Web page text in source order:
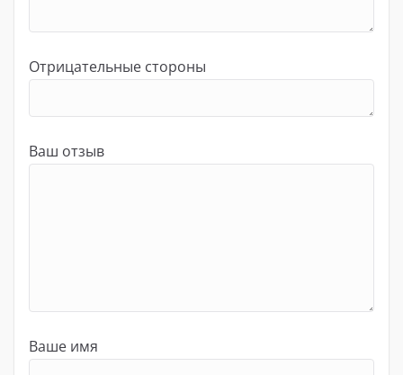
Отрицательные стороны
Ваш отзыв
Ваше имя